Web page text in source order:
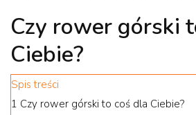
Czy rower górski
Ciebie?
Spis treści
1 Czy rower górski to coś dla Ciebie?